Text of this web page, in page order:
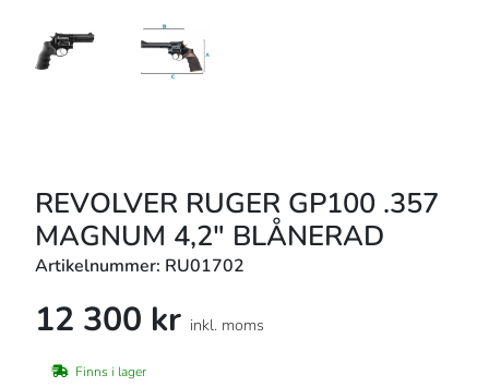
REVOLVER RUGER GP100 .357
MAGNUM 4,2" BLÅNERAD
Artikelnummer: RU01702
12 300 kr inkl. moms
Finns i lager